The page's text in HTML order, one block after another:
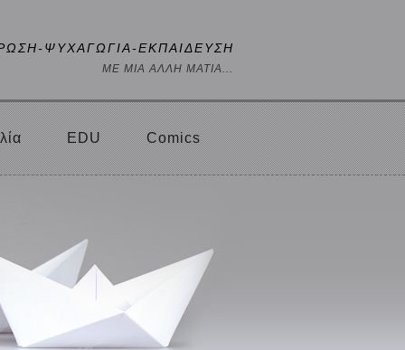
ΨΥΧΑΓΩΓΙΑ-ΕΚΠΑΙΔΕΥΣΗ
ΜΕ ΜΙΑ ΑΛΛΗ ΜΑΤΙΑ...
EDU Comics